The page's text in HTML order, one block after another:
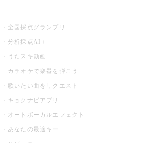
全国採点グランプリ
分析採点AI＋
うたスキ動画
カラオケで楽器を弾こう
歌いたい曲をリクエスト
キョクナビアプリ
オートボーカルエフェクト
あなたの最適キー